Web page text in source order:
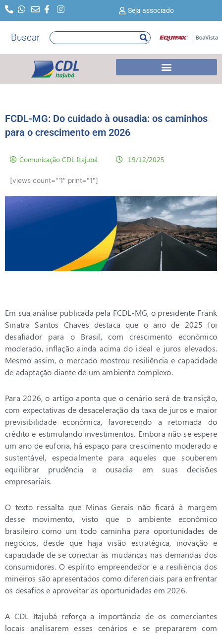
para
conteúdo
Seja associado
Buscar Pesquisar
FCDL-MG: Do cuidado à ousadia: os caminhos
para o crescimento em 2026
Comunicação CDL Itajubá
[views count="'1" print="1"]
19/12/2025
Em sua análise publicada pela FCDL-MG, o presidente Frank
Sinatra Santos Chaves destaca que o ano de 2025 foi
desafiador para o Brasil, com crescimento econômico
moderado, inflação ainda acima do ideal e juros elevados.
Mesmo assim, o mercado mostrou resiliência e capacidade
de adaptação diante de um ambiente complexo.
Para 2026, o artigo aponta que o cenário será de transição,
com expectativas de desaceleração da taxa de juros e maior
previsibilidade econômica, favorecendo a retomada do
crédito e estimulando investimentos. Embora não se espere
um ano de euforia, há espaço para crescimento moderado e
sustentável, especialmente para aqueles que souberem
equilibrar prudência e ousadia em suas decisões
empresariais.
O texto ressalta que Minas Gerais não ficará à margem
desse movimento, visto que o ambiente econômico
brasileiro como um todo caminha para oportunidades de
negócios, desde que haja visão estratégica, inovação e
capacidade de se conectar às mudanças nas demandas dos
consumidores. O espírito empreendedor e a resiliência dos
mineiros são apresentados como diferenciais para enfrentar
os desafios e aproveitar as oportunidades em 2026.
A CDL Itajubá reforça a importância de os comerciantes
locais analisarem esses cenários e se prepararem com